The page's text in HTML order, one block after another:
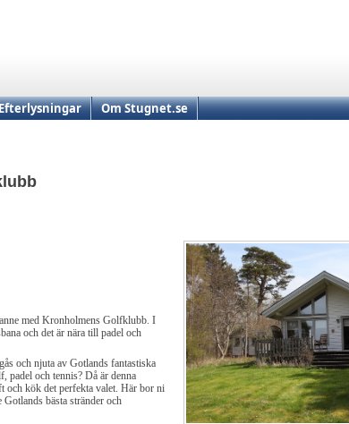
Om Stugnet.se
med Kronholmens Golfklubb. I
och det är nära till padel och
och njuta av Gotlands fantastiska
padel och tennis? Då är denna
och kök det perfekta valet. Här bor ni
bästa stränder och